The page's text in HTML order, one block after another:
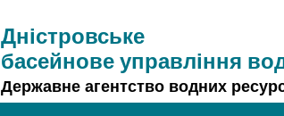
Дністровське
басейнове управління
Державне агентство водних